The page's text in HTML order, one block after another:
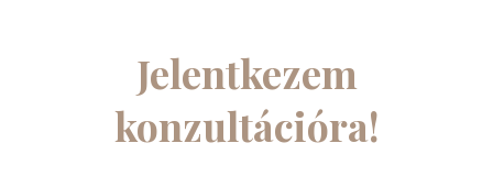
Jelentkezem
konzultációra!